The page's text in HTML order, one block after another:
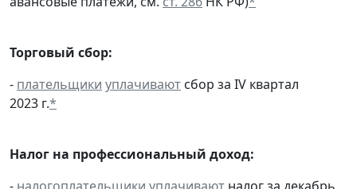
Торговый сбор:
- плательщики уплачивают сбор за IV квартал
2023 г.*
Налог на профессиональный доход: